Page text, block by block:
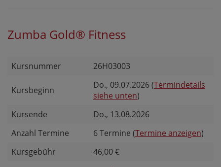
Zumba Gold® Fitness
Kursnummer 26H03003
Kursbeginn Do., 09.07.2026 (Termindetails
siehe unten)
Kursende
Do., 13.08.2026
Anzahl Termine
6 Termine (Termine anzeigen)
Kursgebühr
46,00 €